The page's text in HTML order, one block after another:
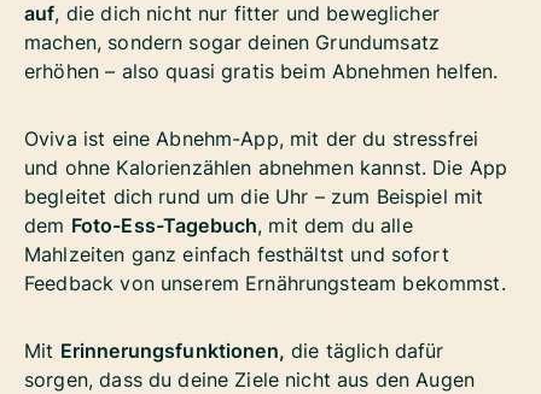
auf, die dich nicht nur fitter und beweglicher
machen, sondern sogar deinen Grundumsatz
erhöhen – also quasi gratis beim Abnehmen helfen.
Oviva ist eine Abnehm-App, mit der du stressfrei
und ohne Kalorienzählen abnehmen kannst. Die App
begleitet dich rund um die Uhr – zum Beispiel mit
dem Foto-Ess-Tagebuch, mit dem du alle
Mahlzeiten ganz einfach festhältst und sofort
Feedback von unserem Ernährungsteam bekommst.
Mit Erinnerungsfunktionen, die täglich dafür
sorgen, dass du deine Ziele nicht aus den Augen